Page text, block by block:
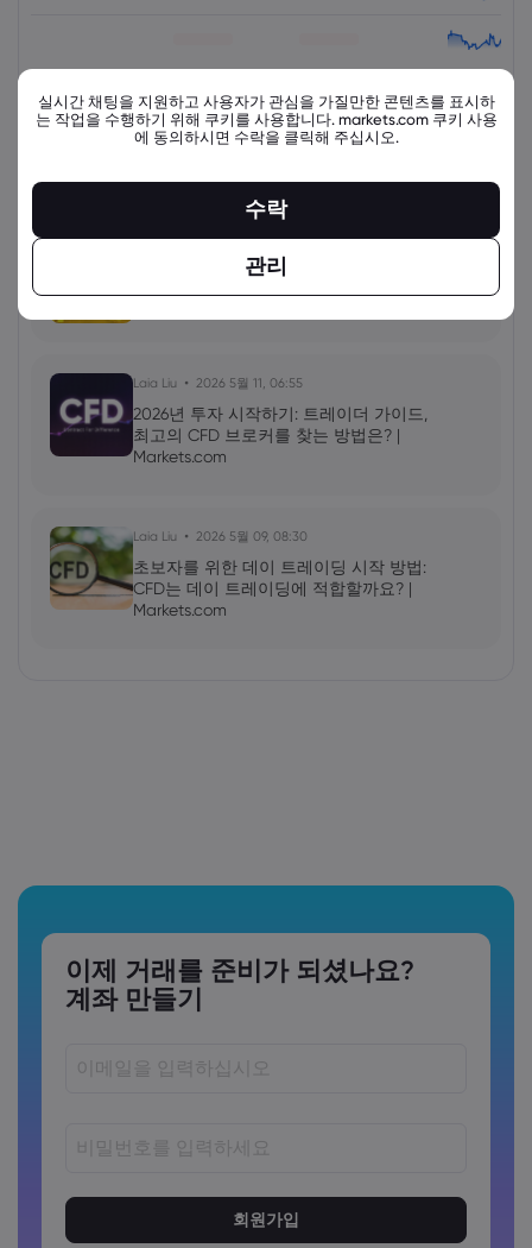
view_all_instruments
최신 교육 자료 더 보기
금 거래 방법: 금 CFD 거래 팁, XAU/USD
단기 거래 | Markets.com
Laia Liu 2026 5월 11, 06:55
2026년 투자 시작하기: 트레이더 가이드,
최고의 CFD 브로커를 찾는 방법은? |
Markets.com
Laia Liu 2026 5월 09, 08:30
초보자를 위한 데이 트레이딩 시작 방법:
CFD는 데이 트레이딩에 적합할까요? |
Markets.com
이제 거래를 준비가 되셨나요?
계좌 만들기
실시간 채팅을 지원하고 사용자가 관심을 가질만한 콘텐츠를 표시하
는 작업을 수행하기 위해 쿠키를 사용합니다. markets.com 쿠키 사용
에 동의하시면 수락을 클릭해 주십시오.
수락
관리